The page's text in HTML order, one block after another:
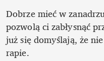
Dobrze mieć w
pozwolą ci zabłysnąć
już się domyślają, że
rapie.